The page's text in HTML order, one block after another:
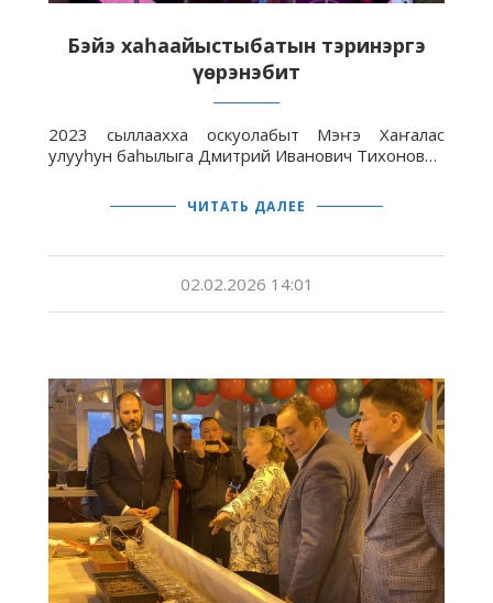
Бэйэ хаһаайыстыбатын тэринэргэ
үөрэнэбит
2023 сыллаахха оскуолабыт Мэҥэ Хаҥалас
улууһун баһылыга Дмитрий Иванович Тихонов…
ЧИТАТЬ ДАЛЕЕ
02.02.2026 14:01